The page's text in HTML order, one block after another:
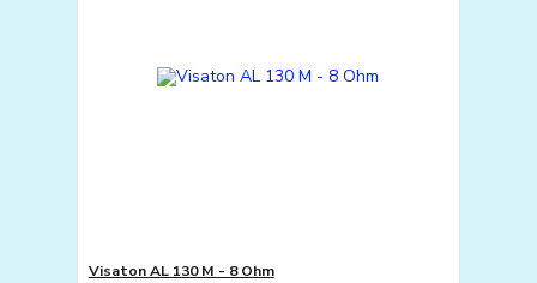
Visaton AL 130 M - 8 Ohm